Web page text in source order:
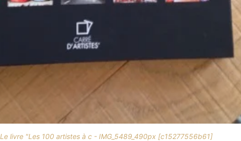
Le livre "Les 100 artistes à c - IMG_5489_490px [c15277556b61]